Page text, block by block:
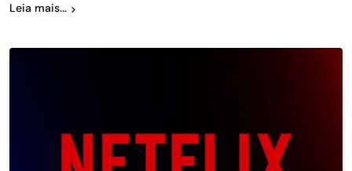
Leia mais...